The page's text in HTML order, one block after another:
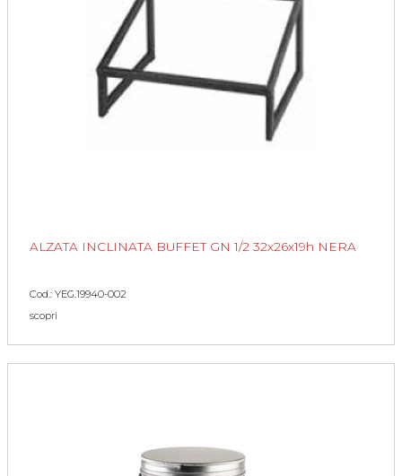
ALZATA INCLINATA BUFFET GN 1/2 32x26x19h NERA
Cod.: YEG.19940-002
scopri